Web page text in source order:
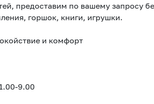
по вашему запросу бесплатно кровать-
горшок, книги, игрушки.
и комфорт
9.00